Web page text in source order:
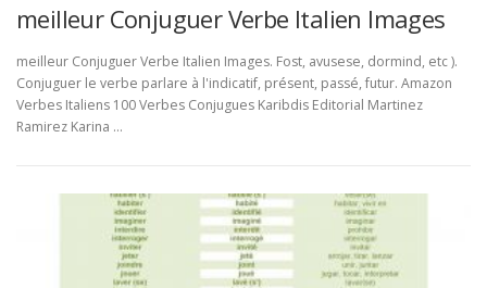
meilleur Conjuguer Verbe Italien Images
meilleur Conjuguer Verbe Italien Images. Fost, avusese, dormind, etc ).
Conjuguer le verbe parlare à l'indicatif, présent, passé, futur. Amazon
Verbes Italiens 100 Verbes Conjugues Karibdis Editorial Martinez
Ramirez Karina …